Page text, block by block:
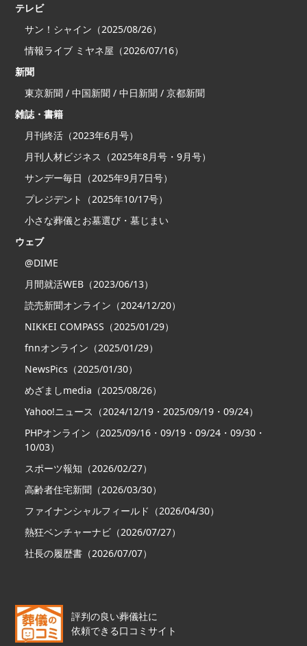
テレビ
サン！シャイン（2025/08/26）
情報ライブ ミヤネ屋（2026/07/16）
新聞
東京新聞 / 中国新聞 / 中日新聞 / 京都新聞
雑誌・書籍
月刊終活（2023年6月号）
月刊人材ビジネス（2025年8月号・9月号）
サンデー毎日（2025年9月7日号）
プレジデント（2025年10/17号）
小さな葬儀とお墓選び・墓じまい
ウェブ
@DIME
月間就活WEB（2023/06/13）
読売新聞オンライン（2024/12/20）
NIKKEI COMPASS（2025/01/29）
fnnオンライン（2025/01/29）
NewsPics（2025/01/30）
めざましmedia（2025/08/26）
Yahoo!ニュース（2024/12/19・2025/09/19・09/24）
PHPオンライン（2025/09/16・09/19・09/24・09/30・
10/03）
スポーツ報知（2026/02/27）
高齢者住宅新聞（2026/03/30）
ファイナンシャルフィールド（2026/04/30）
熱狂ベンチャーナビ（2026/07/27）
社長の履歴書（2026/07/07）
評判の良い葬儀社に
依頼できる口コミサイト